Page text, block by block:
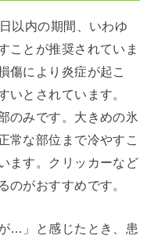
以内の期間、いわゆ
ことが推奨されていま
傷により炎症が起こ
いとされています。
のみです。大きめの氷
常な部位まで冷やすこ
ます。クリッカーなど
のがおすすめです。
…」と感じたとき、患